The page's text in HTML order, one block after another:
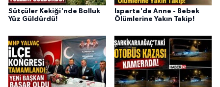
Sütçüler Kekiği'nde Bolluk
Yüz Güldürdü!
Isparta'da Anne - Bebek
Ölümlerine Yakın Takip!